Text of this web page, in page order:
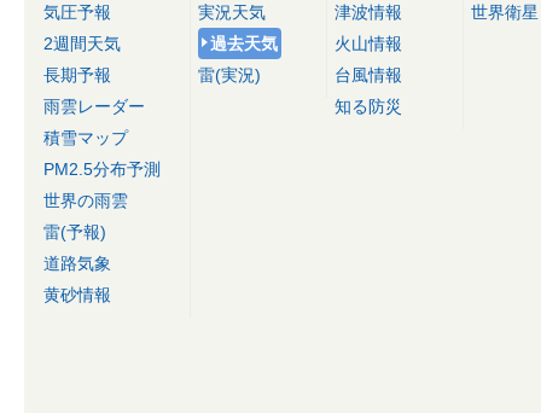
気圧予報
2週間天気
長期予報
雨雲レーダー
積雪マップ
PM2.5分布予測
世界の雨雲
雷(予報)
道路気象
黄砂情報
実況天気
過去天気
雷(実況)
津波情報
火山情報
台風情報
知る防災
世界衛星